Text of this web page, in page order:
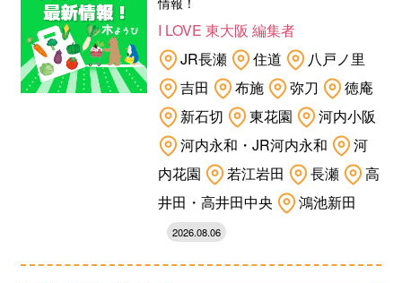
I LOVE 東大阪 編集者
JR長瀬
住道
八戸ノ里
吉田
布施 弥刀
徳庵
新石切
東花園
河内小阪
河内永和・JR河内永和
河
内花園
若江岩田 長瀬
高
井田・高井田中央
鴻池新田
2026.08.06